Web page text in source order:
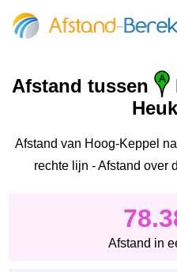
Afstand tussen
Afstand van Hoog-Keppel
rechte lijn - Afstand over
Afstand in